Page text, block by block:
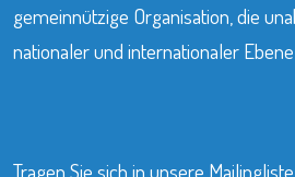
gemeinnützige Organisation, die
nationaler und internationaler
Tragen Sie sich in unsere